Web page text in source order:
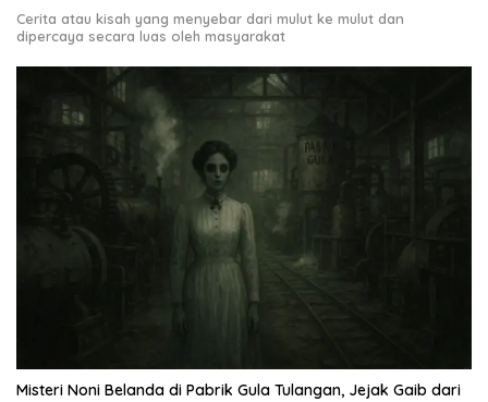
Cerita atau kisah yang menyebar dari mulut ke mulut dan
dipercaya secara luas oleh masyarakat
Misteri Noni Belanda di Pabrik Gula Tulangan, Jejak Gaib dari